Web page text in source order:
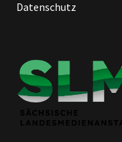
Datenschutz